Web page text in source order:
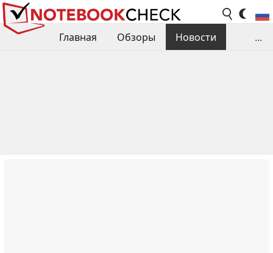
Главная Обзоры
Новости
...